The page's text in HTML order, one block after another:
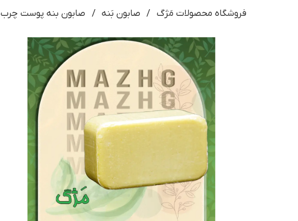
فروشگاه محصولات مَژگ صابون بَنه صابون بنه پوست چرب